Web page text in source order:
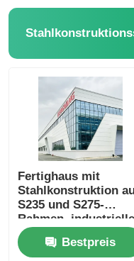
Fertighaus mit
Stahlkonstruktion
S235 und S275-
Rahmen,
Lagergebäude
Bestpreis